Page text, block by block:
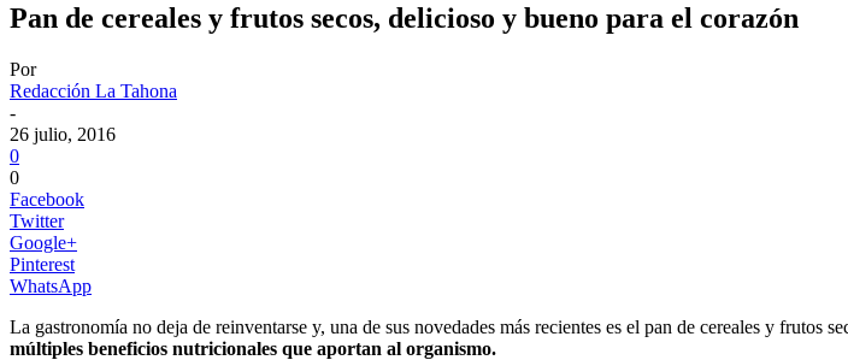
Pan de cereales y frutos secos, delicioso y bueno para el corazón
Por
Redacción La Tahona
-
26 julio, 2016
0
0
Facebook
Twitter
Google+
Pinterest
WhatsApp
La gastronomía no deja de reinventarse y, una de sus novedades más recientes es el pan de cereales y frutos
múltiples beneficios nutricionales que aportan al organismo.